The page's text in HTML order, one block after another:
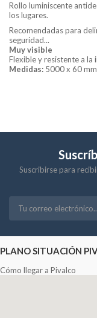
Rollo luminiscente
los lugares.
Recomendadas para
seguridad...
Muy visible
Flexible y resistente a la
Medidas: 5000 x 60 mm
Suscribirse para
PLANO SITUACIÓN
Cómo llegar a Pivalco